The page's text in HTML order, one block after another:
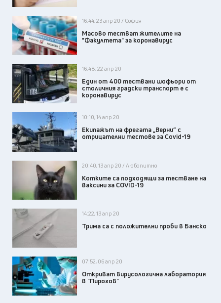
16:44, 23 апр 20 / София
Масово тестват жителите на
"Факултета" за коронавирус
16:48, 22 апр 20
Един от 400 тествани шофьори от
столичния градски транспорт е с
коронавирус
10:10, 14 апр 20
Екипажът на фрегата „Верни” с
отрицателни тестове за Covid-19
20:40, 13 апр 20 / Любопитно
Котките са подходящи за тестване на
ваксини за COVID-19
14:22, 13 апр 20
Трима са с положителни проби в Банско
07:52, 06 апр 20
Откриват вирусологична лаборатория
в "Пирогов"